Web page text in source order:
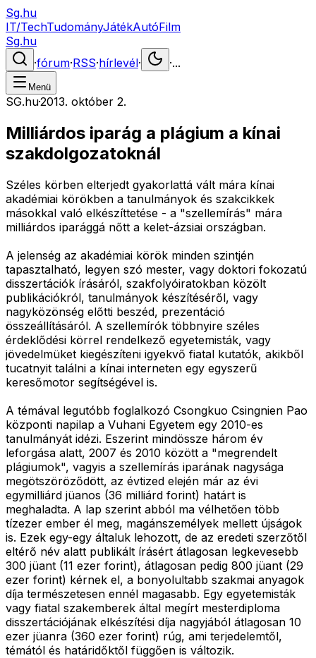
Sg.hu
IT/TechTudományJátékAutóFilm
Sg.hu
·fórum·RSS·hírlevél· ·...
Menü
SG.hu·2013. október 2.
Milliárdos iparág a plágium a kínai
szakdolgozatoknál
Széles körben elterjedt gyakorlattá vált mára kínai
akadémiai körökben a tanulmányok és szakcikkek
másokkal való elkészíttetése - a "szellemírás" mára
milliárdos iparággá nőtt a kelet-ázsiai országban.
A jelenség az akadémiai körök minden szintjén
tapasztalható, legyen szó mester, vagy doktori fokozatú
disszertációk írásáról, szakfolyóiratokban közölt
publikációkról, tanulmányok készítéséről, vagy
nagyközönség előtti beszéd, prezentáció
összeállításáról. A szellemírók többnyire széles
érdeklődési körrel rendelkező egyetemisták, vagy
jövedelmüket kiegészíteni igyekvő fiatal kutatók, akikből
tucatnyit találni a kínai interneten egy egyszerű
keresőmotor segítségével is.
A témával legutóbb foglalkozó Csongkuo Csingnien Pao
központi napilap a Vuhani Egyetem egy 2010-es
tanulmányát idézi. Eszerint mindössze három év
leforgása alatt, 2007 és 2010 között a "megrendelt
plágiumok", vagyis a szellemírás iparának nagysága
megötszöröződött, az évtized elején már az évi
egymilliárd jüanos (36 milliárd forint) határt is
meghaladta. A lap szerint abból ma vélhetően több
tízezer ember él meg, magánszemélyek mellett újságok
is. Ezek egy-egy általuk lehozott, de az eredeti szerzőtől
eltérő név alatt publikált írásért átlagosan legkevesebb
300 jüant (11 ezer forint), átlagosan pedig 800 jüant (29
ezer forint) kérnek el, a bonyolultabb szakmai anyagok
díja természetesen ennél magasabb. Egy egyetemisták
vagy fiatal szakemberek által megírt mesterdiploma
disszertációjának elkészítési díja nagyjából átlagosan 10
ezer jüanra (360 ezer forint) rúg, ami terjedelemtől,
témától és határidőktől függően is változik.